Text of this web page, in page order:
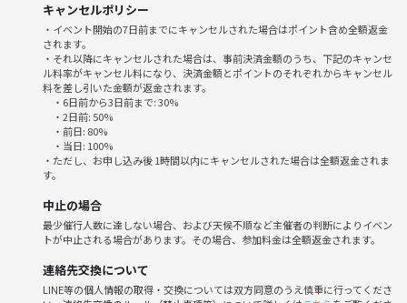
キャンセルポリシー
・イベント開始の7日前までにキャンセルされた場合はポイント含め全額返金
されます。
・それ以降にキャンセルされた場合は、事前決済金額のうち、下記のキャンセ
ル料率がキャンセル料になり、決済金額とポイントのそれぞれからキャンセル
料を差し引いた金額が返金されます。
・6日前から3日前まで: 30%
・2日前: 50%
・前日: 80%
・当日: 100%
・ただし、お申し込み後 1時間以内にキャンセルされた場合は全額返金されま
す。
中止の場合
最少催行人数に達しない場合、および天候不順など主催者の判断によりイベン
トが中止される場合があります。その場合、参加料金は全額返金されます。
連絡先交換について
LINE等の個人情報の取得・交換については双方同意のうえ慎重に行ってくださ